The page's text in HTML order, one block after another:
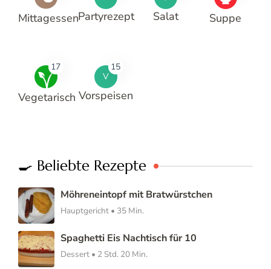
MittagessenPartyrezept Salat Suppe
17
Vegetarisch
V
15
Vorspeisen
🍳 Beliebte Rezepte
Möhreneintopf mit Bratwürstchen
Hauptgericht • 35 Min.
Spaghetti Eis Nachtisch für 10
Dessert • 2 Std. 20 Min.